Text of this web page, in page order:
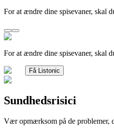
For at ændre dine spisevaner, skal
For at ændre dine spisevaner, skal
Få Listonic
Sundhedsrisici
Vær opmærksom på de problemer,